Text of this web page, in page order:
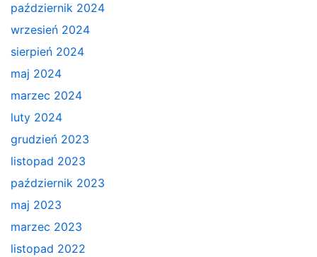
październik 2024
wrzesień 2024
sierpień 2024
maj 2024
marzec 2024
luty 2024
grudzień 2023
listopad 2023
październik 2023
maj 2023
marzec 2023
listopad 2022